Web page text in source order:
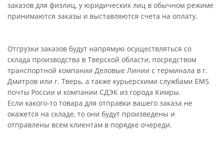
заказов для физлиц, у юридических лиц в обычном режиме
принимаются заказы и выставляются счета на оплату.
Отгрузки заказов будут напрямую осуществляться со
склада производства в Тверской области, посредством
транспортной компании Деловые Линии с терминала в г.
Дмитров или г. Тверь, а также курьерскими службами EMS
почты России и компании СДЭК из города Кимры.
Если какого-то товара для отправки вашего заказа не
окажется на складе, то они будут произведены и
отправлены всем клиентам в порядке очереди.